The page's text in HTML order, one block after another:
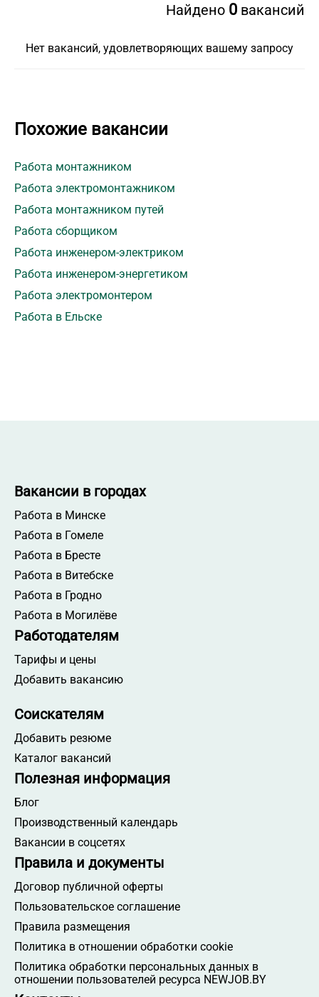
Найдено 0 вакансий
Нет вакансий, удовлетворяющих вашему запросу
Похожие вакансии
Работа монтажником
Работа электромонтажником
Работа монтажником путей
Работа сборщиком
Работа инженером-электриком
Работа инженером-энергетиком
Работа электромонтером
Работа в Ельске
Вакансии в городах
Работа в Минске
Работа в Гомеле
Работа в Бресте
Работа в Витебске
Работа в Гродно
Работа в Могилёве
Работодателям
Тарифы и цены
Добавить вакансию
Соискателям
Добавить резюме
Каталог вакансий
Полезная информация
Блог
Производственный календарь
Вакансии в соцсетях
Правила и документы
Договор публичной оферты
Пользовательское соглашение
Правила размещения
Политика в отношении обработки cookie
Политика обработки персональных данных в
отношении пользователей ресурса NEWJOB.BY